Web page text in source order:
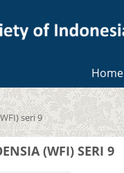
Home
seri 9
(WFI) SERI 9